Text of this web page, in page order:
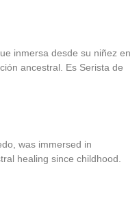
inmersa desde su niñez en
ancestral. Es Serista de
was immersed in
healing since childhood.